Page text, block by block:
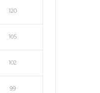
120
105
102
99